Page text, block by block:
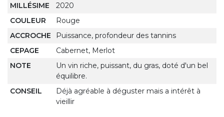
MILLÉSIME
2020
COULEUR
Rouge
ACCROCHE
Puissance, profondeur des tannins
CEPAGE
Cabernet, Merlot
NOTE
Un vin riche, puissant, du gras, doté d'un bel
équilibre.
CONSEIL
Déjà agréable à déguster mais a intérêt à
vieillir